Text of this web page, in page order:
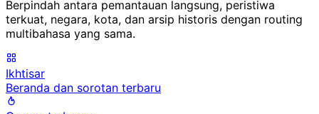
Berpindah antara pemantauan langsung, peristiwa
terkuat, negara, kota, dan arsip historis dengan routing
multibahasa yang sama.
Ikhtisar
Beranda dan sorotan terbaru